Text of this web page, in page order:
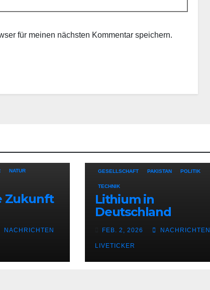
für meinen nächsten Kommentar speichern.
NATUR
Zukunft
NACHRICHTEN
GESELLSCHAFT PAKISTAN POLITIK
TECHNIK
Lithium in
Deutschland
FEB. 2, 2026 NACHRICHTEN
LIVETICKER